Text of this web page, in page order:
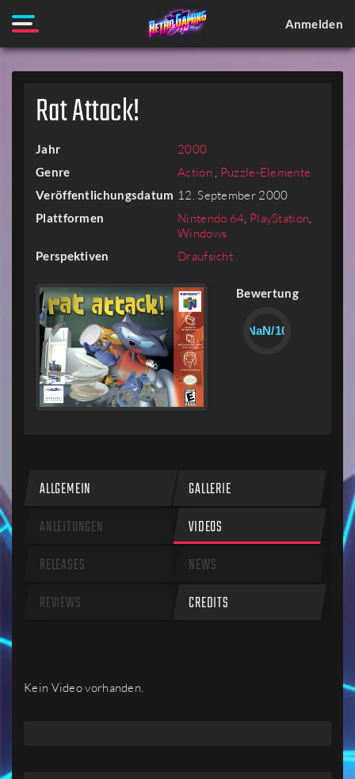
Anmelden
Rat Attack!
Jahr 2000
Genre Action , Puzzle-Elemente
Veröffentlichungsdatum 12. September 2000
Plattformen Nintendo 64, PlayStation,
Windows
Perspektiven Draufsicht
Bewertung
NaN/10
ALLGEMEIN
GALLERIE
ANLEITUNGEN
VIDEOS
RELEASES
NEWS
REVIEWS
CREDITS
Kein Video vorhanden.